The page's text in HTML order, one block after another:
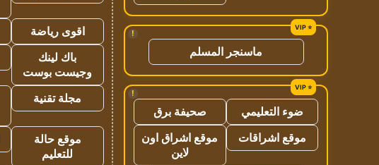
!
ماسنجر المسلم
!
ضوء التعليمي
صحيفة برق
موقع اشراقات
موقع اشراق اون
لاين
اقوى رياضة
باك لينك
وجيست بوست
مجلة تقنية
موقع حالة
للتعليم